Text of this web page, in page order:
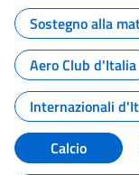
Sostegno alla
Aero Club d'Italia
Internazionali
Calcio